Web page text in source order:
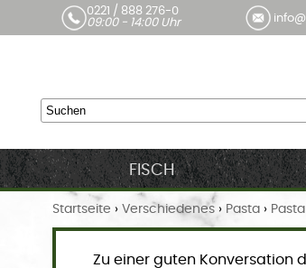
0221 / 888 276-0
09:00 - 14:00 Uhr
FISCH
Startseite › Verschiedenes › Pasta › Pasta
Zu einer guten Konversation